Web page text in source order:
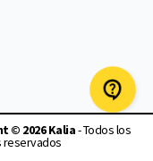
© 2026 Kalia- Todos los